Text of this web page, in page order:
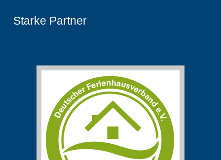
Starke Partner